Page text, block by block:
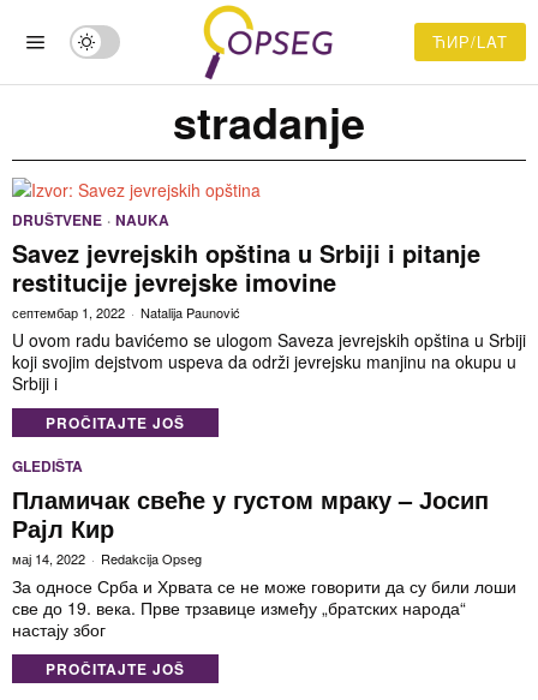
ЋИР/LAT
stradanje
DRUŠTVENE · NAUKA
Savez jevrejskih opština u Srbiji i pitanje
restitucije jevrejske imovine
септембар 1, 2022 Natalija Paunović
U ovom radu bavićemo se ulogom Saveza jevrejskih opština u Srbiji
koji svojim dejstvom uspeva da održi jevrejsku manjinu na okupu u
Srbiji i
PROČITAJTE JOŠ
GLEDIŠTA
Пламичак свеће у густом мраку – Јосип
Рајл Кир
мај 14, 2022 Redakcija Opseg
За односе Срба и Хрвата се не може говорити да су били лоши
све до 19. века. Прве трзавице између „братских народа“
настају због
PROČITAJTE JOŠ